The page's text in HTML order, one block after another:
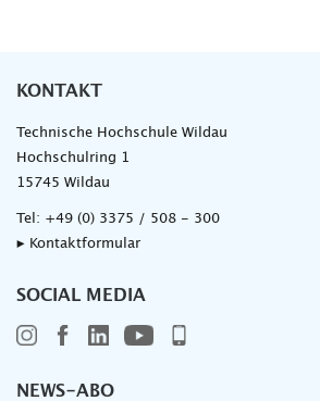
KONTAKT
Technische Hochschule Wildau
Hochschulring 1
15745 Wildau
Tel: +49 (0) 3375 / 508 - 300
▸ Kontaktformular
SOCIAL MEDIA
NEWS-ABO